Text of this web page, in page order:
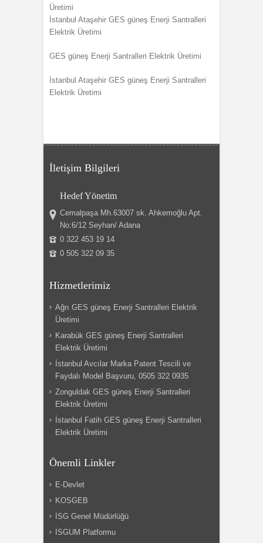
Üretimi
İstanbul Ataşehir GES güneş Enerji Santralleri
Elektrik Üretimi
GES güneş Enerji Santralleri Elektrik Üretimi
İstanbul Ataşehir GES güneş Enerji Santralleri
Elektrik Üretimi
İletişim Bilgileri
Hedef Yönetim
Cemalpaşa Mh.63007 sk. Ahkemoğlu Apt.
No:6/12 Seyhan/ Adana
0 322 453 19 14
0 505 322 09 35
Hizmetlerimiz
Ağrı GES güneş Enerji Santralleri Elektrik
Üretimi
Karabük GES güneş Enerji Santralleri
Elektrik Üretimi
İstanbul Avcılar Marka Patent Tescili ve
Faydalı Model Başvuru, 0505 322 0935
Zonguldak GES güneş Enerji Santralleri
Elektrik Üretimi
İstanbul Fatih GES güneş Enerji Santralleri
Elektrik Üretimi
Önemli Linkler
E-Devlet
KOSGEB
İSG Genel Müdürlüğü
İSGUM Platformu